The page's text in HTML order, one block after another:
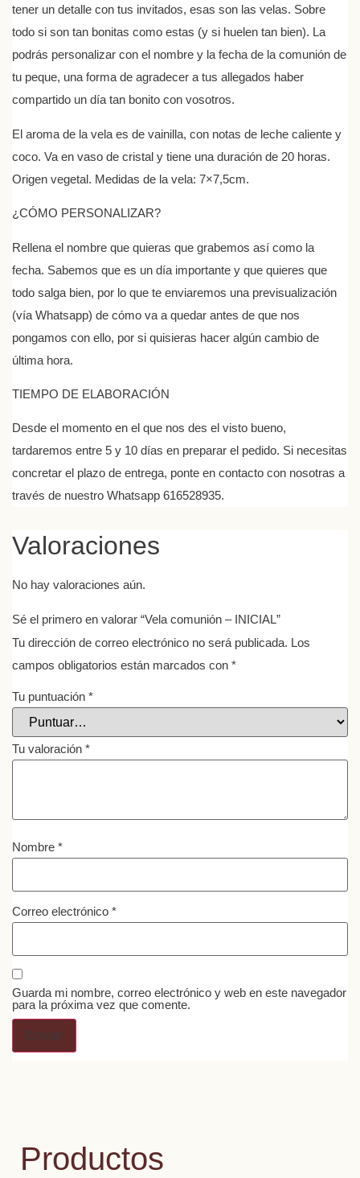
tener un detalle con tus invitados, esas son las velas. Sobre
todo si son tan bonitas como estas (y si huelen tan bien). La
podrás personalizar con el nombre y la fecha de la comunión de
tu peque, una forma de agradecer a tus allegados haber
compartido un día tan bonito con vosotros.
El aroma de la vela es de vainilla, con notas de leche caliente y
coco. Va en vaso de cristal y tiene una duración de 20 horas.
Origen vegetal. Medidas de la vela: 7×7,5cm.
¿CÓMO PERSONALIZAR?
Rellena el nombre que quieras que grabemos así como la
fecha. Sabemos que es un día importante y que quieres que
todo salga bien, por lo que te enviaremos una previsualización
(vía Whatsapp) de cómo va a quedar antes de que nos
pongamos con ello, por si quisieras hacer algún cambio de
última hora.
TIEMPO DE ELABORACIÓN
Desde el momento en el que nos des el visto bueno,
tardaremos entre 5 y 10 días en preparar el pedido. Si necesitas
concretar el plazo de entrega, ponte en contacto con nosotras a
través de nuestro Whatsapp 616528935.
Valoraciones
No hay valoraciones aún.
Sé el primero en valorar “Vela comunión – INICIAL”
Tu dirección de correo electrónico no será publicada. Los
campos obligatorios están marcados con *
Tu puntuación *
Tu valoración *
Nombre *
Correo electrónico *
Guarda mi nombre, correo electrónico y web en este navegador
para la próxima vez que comente.
Productos